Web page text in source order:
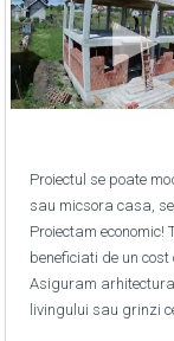
Proiectul se poate
sau micsora casa,
Proiectam
beneficiati de un cost
Asiguram
livingului sau grinzi